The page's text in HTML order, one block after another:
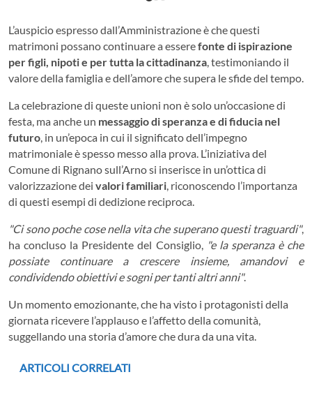
L’auspicio espresso dall’Amministrazione è che questi
matrimoni possano continuare a esserefonte di ispirazione
per figli, nipoti e per tutta la cittadinanza, testimoniando il
valore della famiglia e dell’amore che supera le sfide del tempo.
La celebrazione di queste unioni non è solo un’occasione di
festa, ma anche un messaggio di speranza e di fiducia nel
futuro, in un’epoca in cui il significato dell’impegno
matrimoniale è spesso messo alla prova. L’iniziativa del
Comune di Rignano sull’Arno si inserisce in un’ottica di
valorizzazione dei valori familiari, riconoscendo l’importanza
di questi esempi di dedizione reciproca.
"Ci sono poche cose nella vita che superano questi traguardi",
ha concluso la Presidente del Consiglio, "e la speranza è che
possiate continuare a crescere insieme, amandovi e
condividendo obiettivi e sogni per tanti altri anni".
Un momento emozionante, che ha visto i protagonisti della
giornata ricevere l’applauso e l’affetto della comunità,
suggellando una storia d’amore che dura da una vita.
ARTICOLI CORRELATI